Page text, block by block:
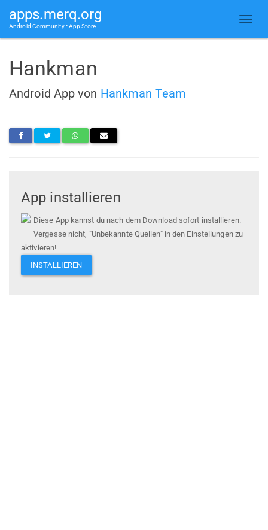
apps.merq.org
Android Community • App Store
Hankman
Android App von Hankman Team
App installieren
Diese App kannst du nach dem Download sofort installieren.
Vergesse nicht, "Unbekannte Quellen" in den Einstellungen zu
aktivieren!
INSTALLIEREN